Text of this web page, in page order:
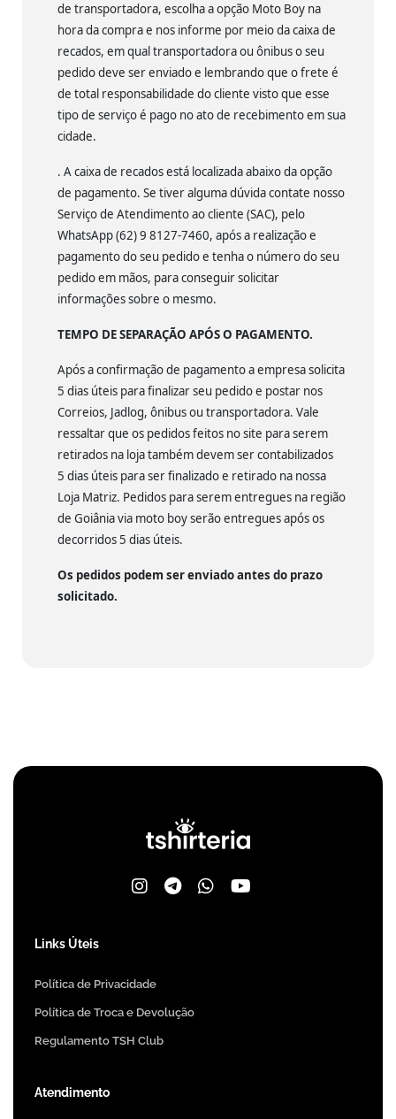
de transportadora, escolha a opção Moto Boy na
hora da compra e nos informe por meio da caixa de
recados, em qual transportadora ou ônibus o seu
pedido deve ser enviado e lembrando que o frete é
de total responsabilidade do cliente visto que esse
tipo de serviço é pago no ato de recebimento em sua
cidade.
. A caixa de recados está localizada abaixo da opção
de pagamento. Se tiver alguma dúvida contate nosso
Serviço de Atendimento ao cliente (SAC), pelo
WhatsApp (62) 9 8127-7460, após a realização e
pagamento do seu pedido e tenha o número do seu
pedido em mãos, para conseguir solicitar
informações sobre o mesmo.
TEMPO DE SEPARAÇÃO APÓS O PAGAMENTO.
Após a confirmação de pagamento a empresa solicita
5 dias úteis para finalizar seu pedido e postar nos
Correios, Jadlog, ônibus ou transportadora. Vale
ressaltar que os pedidos feitos no site para serem
retirados na loja também devem ser contabilizados
5 dias úteis para ser finalizado e retirado na nossa
Loja Matriz. Pedidos para serem entregues na região
de Goiânia via moto boy serão entregues após os
decorridos 5 dias úteis.
Os pedidos podem ser enviado antes do prazo
solicitado.
Links Úteis
Política de Privacidade
Política de Troca e Devolução
Regulamento TSH Club
Atendimento